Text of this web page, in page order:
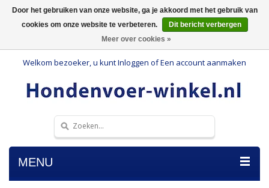
Welkom bezoeker, u kuntInloggen ofEen account aanmaken
MENU
Door het gebruiken van onze website, ga je akkoord met het gebruik van
cookies om onze website te verbeteren.
Dit bericht verbergen
Meer over cookies »